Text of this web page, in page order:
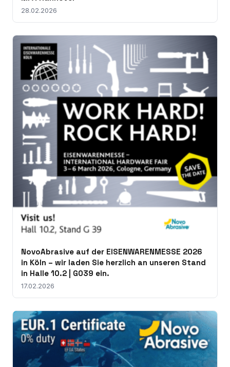
28.02.2026
NovoAbrasive auf der EISENWARENMESSE 2026
in Köln – wir laden Sie herzlich an unseren Stand
in Halle 10.2 | G039 ein.
17.02.2026